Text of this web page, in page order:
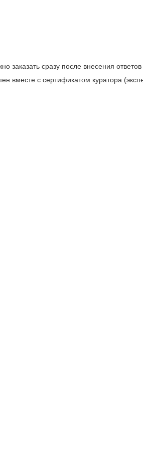
заказать сразу после внесения ответов
вместе с сертификатом куратора